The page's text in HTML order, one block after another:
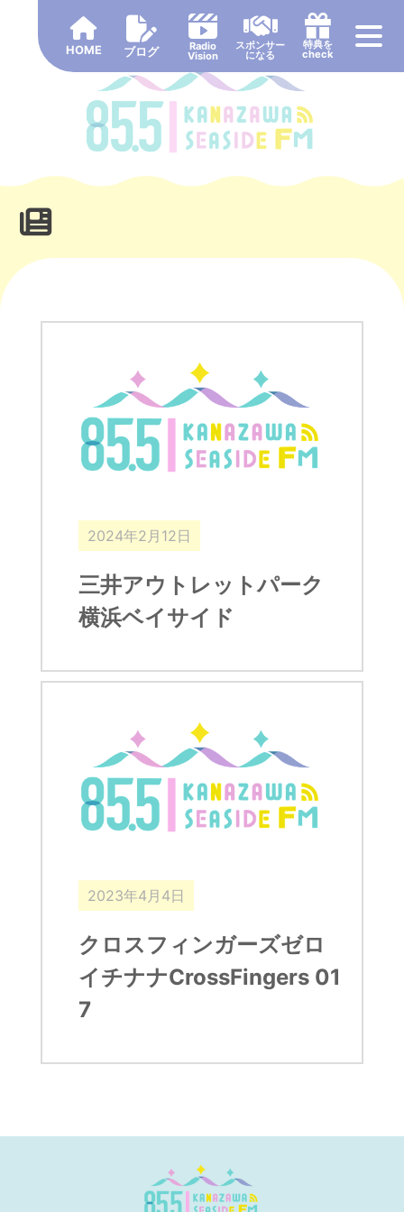
content
HOME ブログ Radio
Vision
スポンサー
になる
特典を
check
2024年2月12日
三井アウトレットパーク
横浜ベイサイド
2023年4月4日
クロスフィンガーズゼロ
イチナナCrossFingers 01
7